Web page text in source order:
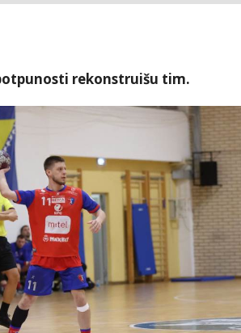
rekonstruišu tim.